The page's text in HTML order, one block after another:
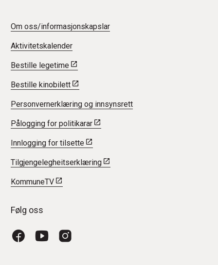
Om oss/informasjonskapslar
Aktivitetskalender
Bestille legetime
Bestille kinobilett
Personvernerklæring og innsynsrett
Pålogging for politikarar
Innlogging for tilsette
Tilgjengelegheitserklæring
KommuneTV
Følg oss
FacebookYouTube